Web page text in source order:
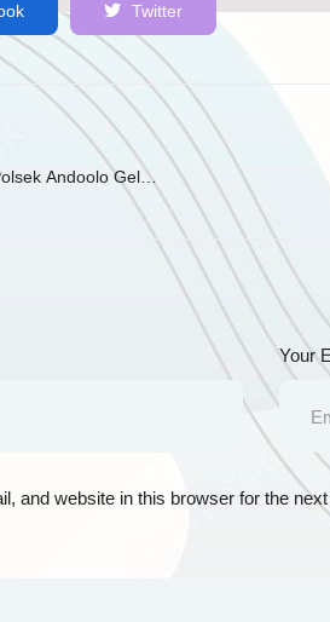
Twitter
Andoolo Gelar
Your
and website in this browser for the